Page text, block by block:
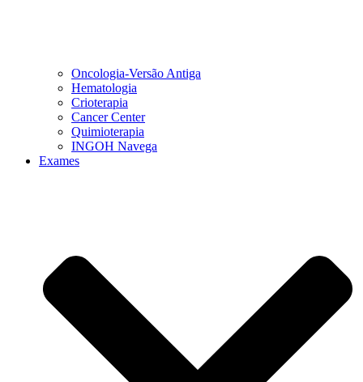
Oncologia-Versão Antiga
Hematologia
Crioterapia
Cancer Center
Quimioterapia
INGOH Navega
Exames